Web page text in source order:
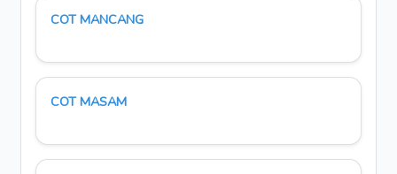
COT MANCANG
COT MASAM